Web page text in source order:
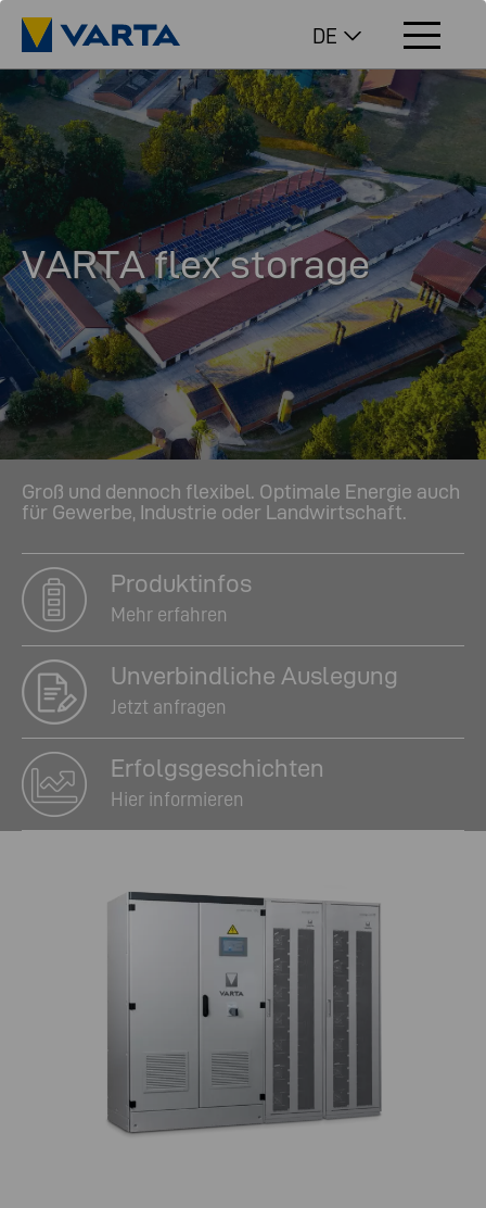
DE
VARTA flex storage
Groß und dennoch flexibel. Optimale Energie auch
für Gewerbe, Industrie oder Landwirtschaft.
Produktinfos
Mehr erfahren
Unverbindliche Auslegung
Jetzt anfragen
Erfolgs­geschichten
Hier informieren